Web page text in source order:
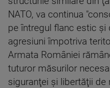
NATO, va continua
pe întregul flanc estic şi
agresiuni împotriva
Armata României
tuturor măsurilor
siguranţei şi libertăţii de